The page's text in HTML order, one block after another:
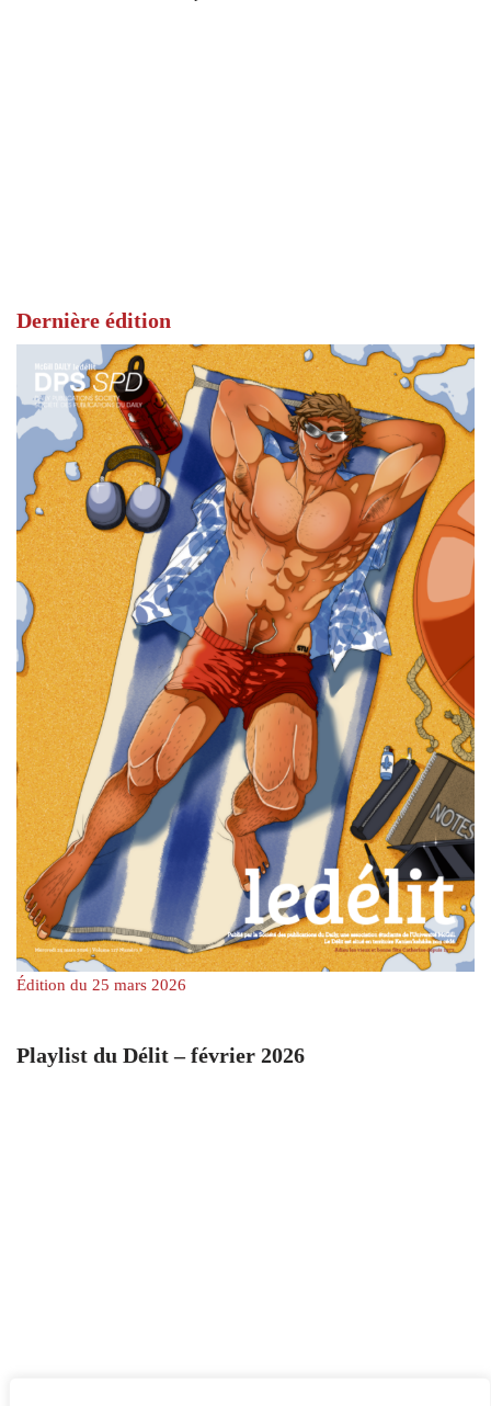
Dernière édition
Édition du 25 mars 2026
Playlist du Délit – février 2026